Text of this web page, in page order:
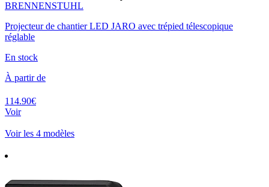
BRENNENSTUHL
Projecteur de chantier LED JARO avec trépied télescopique
réglable
En stock
À partir de
114.90€
Voir
Voir les 4 modèles